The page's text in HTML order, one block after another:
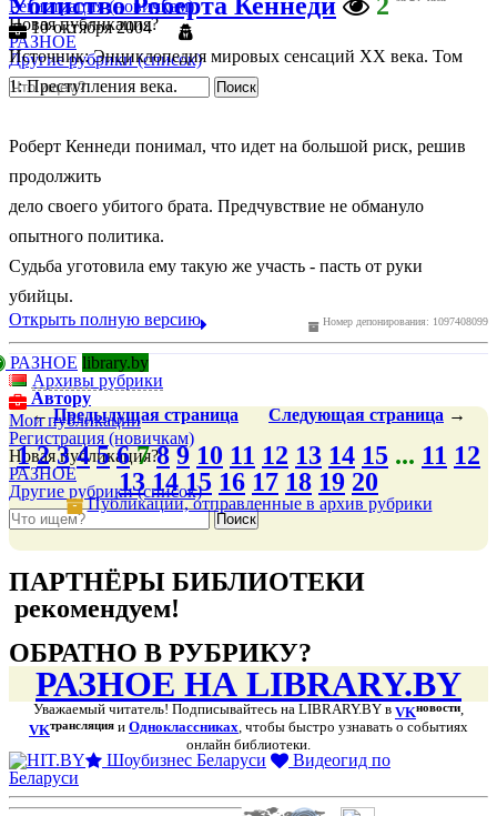
Регистрация (новичкам)
Новая публикация?
РАЗНОЕ
Другие рубрики (список)
10 октября 2004
Источник: Энциклопедия мировых сенсаций ХХ века. Том
1: Преступления века.
Роберт Кеннеди понимал, что идет на большой риск, решив
продолжить
дело своего убитого брата. Предчувствие не обмануло
опытного политика.
Судьба уготовила ему такую же участь - пасть от руки
убийцы.
Номер депонирования: 1097408099
Открыть полную версию
РАЗНОЕ library.by
Архивы рубрики
Автору
Мои публикации
Регистрация (новичкам)
Новая публикация?
РАЗНОЕ
Другие рубрики (список)
←Предыдущая страница Следующая страница →
1 2 3 4 5 6 7 8 9 10 11 12 13 14 15 ... 11 12
13 14 15 16 17 18 19 20
Публикации, отправленные в архив рубрики
ПАРТНЁРЫ БИБЛИОТЕКИ
рекомендуем!
ОБРАТНО В РУБРИКУ?
РАЗНОЕ НА LIBRARY.BY
Уважаемый читатель! Подписывайтесь на LIBRARY.BY в VKновости
VKтрансляция и Одноклассниках , чтобы быстро узнавать о событиях
онлайн библиотеки.
Шоубизнес Беларуси
Видеогид по
Беларуси